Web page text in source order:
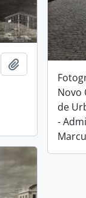
Adicionar a
Novo
de
-